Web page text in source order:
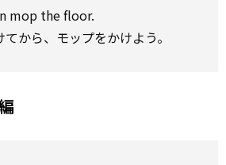
mop the floor.
から、モップをかけよう。